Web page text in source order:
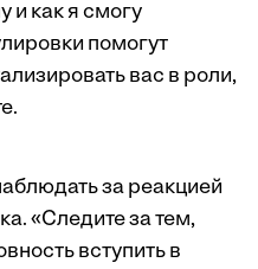
и как я смогу
помогут
вас в роли,
за реакцией
«Следите за тем,
вступить в